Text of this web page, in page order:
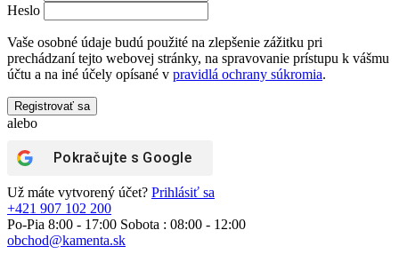
Heslo
Vaše osobné údaje budú použité na zlepšenie zážitku pri
prechádzaní tejto webovej stránky, na spravovanie prístupu k vášmu
účtu a na iné účely opísané v pravidlá ochrany súkromia.
Registrovať sa
alebo
Pokračujte s Google
Už máte vytvorený účet? Prihlásiť sa
+421 907 102 200
Po-Pia 8:00 - 17:00 Sobota : 08:00 - 12:00
obchod@kamenta.sk